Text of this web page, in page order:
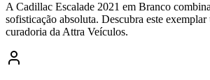
A Cadillac Escalade 2021 em Branco
sofisticação absoluta. Descubra este
curadoria da Attra Veículos.